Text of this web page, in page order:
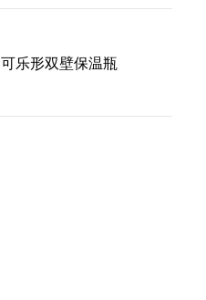
可乐形双壁保温瓶